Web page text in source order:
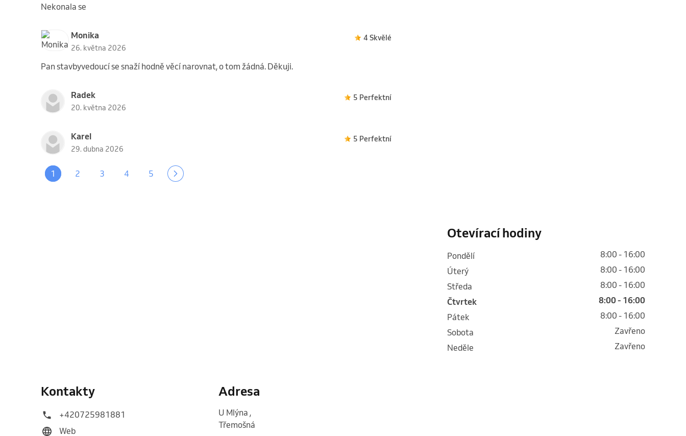
Nekonala se
Monika
26. května 2026
4 Skvělé
Pan stavbyvedoucí se snaží hodně věcí narovnat, o tom žádná. Děkuji.
Radek
20. května 2026
5 Perfektní
Karel
29. dubna 2026
5 Perfektní
1 2 3 4 5
Otevírací hodiny
pondělí
8:00 - 16:00
úterý
8:00 - 16:00
středa
8:00 - 16:00
čtvrtek
8:00 - 16:00
pátek
8:00 - 16:00
sobota
Zavřeno
neděle
Zavřeno
Kontakty
+420725981881
Web
Adresa
U Mlýna ,
Třemošná